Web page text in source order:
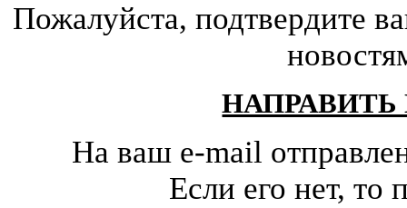
Пожалуйста, подтвердите
На ваш e-mail
Если его нет,